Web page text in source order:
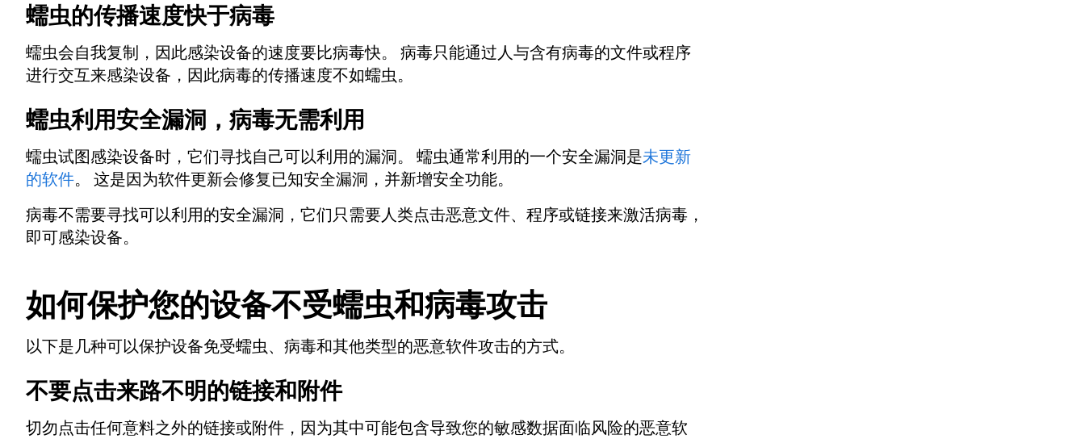
蠕虫的传播速度快于病毒
蠕虫会自我复制，因此感染设备的速度要比病毒快。 病毒只能通过人与含有病毒的文件或程序
进行交互来感染设备，因此病毒的传播速度不如蠕虫。
蠕虫利用安全漏洞，病毒无需利用
蠕虫试图感染设备时，它们寻找自己可以利用的漏洞。 蠕虫通常利用的一个安全漏洞是未更新
的软件。 这是因为软件更新会修复已知安全漏洞，并新增安全功能。
病毒不需要寻找可以利用的安全漏洞，它们只需要人类点击恶意文件、程序或链接来激活病毒，
即可感染设备。
如何保护您的设备不受蠕虫和病毒攻击
以下是几种可以保护设备免受蠕虫、病毒和其他类型的恶意软件攻击的方式。
不要点击来路不明的链接和附件
切勿点击任何意料之外的链接或附件，因为其中可能包含导致您的敏感数据面临风险的恶意软